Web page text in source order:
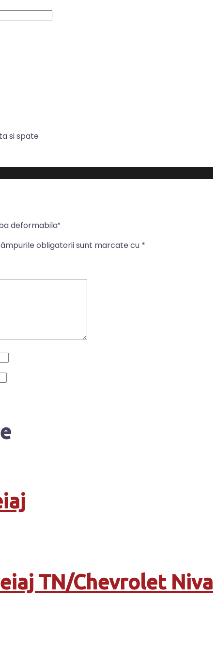
si spate
deformabila”
obligatorii sunt marcate cu *
TN/Chevrolet Niva